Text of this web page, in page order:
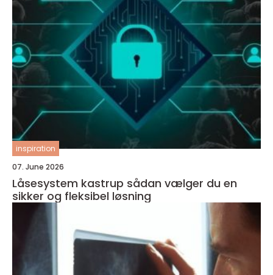
inspiration
07. June 2026
Låsesystem kastrup sådan vælger du en
sikker og fleksibel løsning